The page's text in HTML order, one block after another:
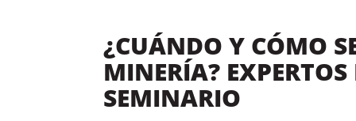
¿CUÁNDO Y CÓMO
MINERÍA?
SEMINARIO